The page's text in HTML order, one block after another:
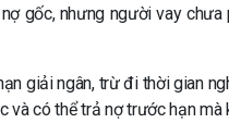
gốc, nhưng người vay
giải ngân, trừ đi thời gian
và có thể trả nợ trước hạn